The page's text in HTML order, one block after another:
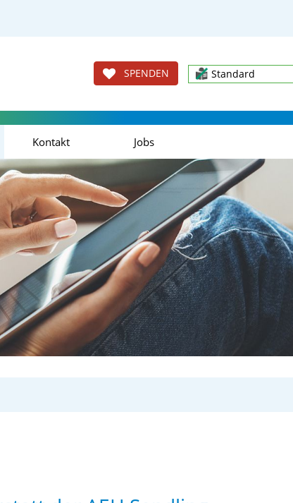
SPENDEN Standard
Kontakt Jobs